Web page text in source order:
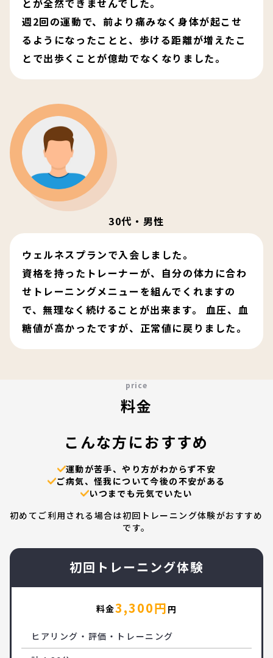
とが全然できませんでした。
週2回の運動で、前より痛みなく身体が起こせ
るようになったことと、歩ける距離が増えたこ
とで出歩くことが億劫でなくなりました。
30代・男性
ウェルネスプランで入会しました。
資格を持ったトレーナーが、自分の体力に合わ
せトレーニングメニューを組んでくれますの
で、無理なく続けることが出来ます。 血圧、血
糖値が高かったですが、正常値に戻りました。
price
料金
こんな方におすすめ
運動が苦手、やり方がわからず不安
ご病気、怪我について今後の不安がある
いつまでも元気でいたい
初めてご利用される場合は初回トレーニング体験がおすすめ
です。
初回トレーニング体験
料金3,300円 円
ヒアリング・評価・トレーニング